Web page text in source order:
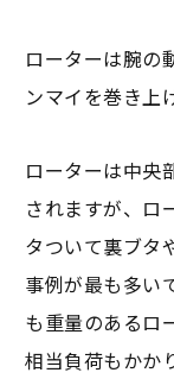
ローターは腕の
ンマイを巻き上
ローターは中央
されますが、ロ
タついて裏ブタ
事例が最も多い
も重量のあるロ
相当負荷もかか